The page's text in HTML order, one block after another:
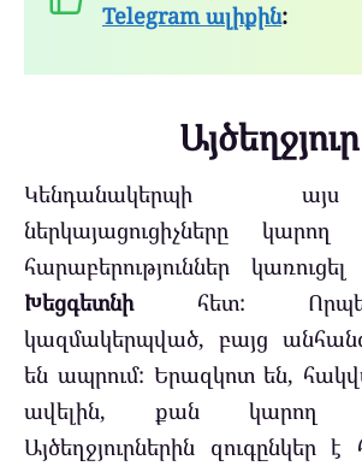
Telegram ալիքին:
Այծեղջյուր
Կենդանակերպի
ներկայացուցիչները
հարաբերություններ
Խեցգետնիհետ:
կազմակերպված, բայց
են ապրում: Երազկոտ են,
ավելին, քան կարող
Այծեղջյուրներին զուգընկեր